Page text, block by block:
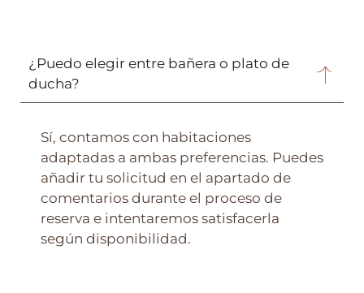
¿Puedo elegir entre bañera o plato de
ducha?
Sí, contamos con habitaciones
adaptadas a ambas preferencias. Puedes
añadir tu solicitud en el apartado de
comentarios durante el proceso de
reserva e intentaremos satisfacerla
según disponibilidad.